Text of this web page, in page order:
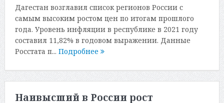
Дагестан возглавил список регионов России с
самым высоким ростом цен по итогам прошлого
года. Уровень инфляции в республике в 2021 году
составил 11,82% в годовом выражении. Данные
Росстата п... Подробнее
Наивысший в России рост